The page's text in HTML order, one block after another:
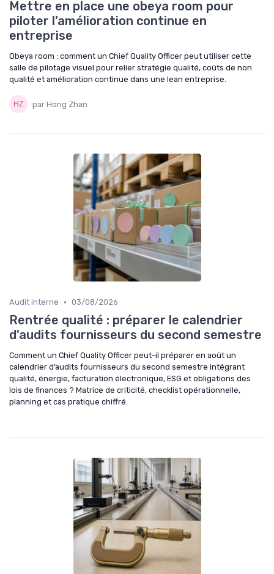
Mettre en place une obeya room pour
piloter l’amélioration continue en
entreprise
Obeya room : comment un Chief Quality Officer peut utiliser cette
salle de pilotage visuel pour relier stratégie qualité, coûts de non
qualité et amélioration continue dans une lean entreprise.
par Hong Zhan
Audit interne • 03/08/2026
Rentrée qualité : préparer le calendrier
d'audits fournisseurs du second semestre
Comment un Chief Quality Officer peut-il préparer en août un
calendrier d’audits fournisseurs du second semestre intégrant
qualité, énergie, facturation électronique, ESG et obligations des
lois de finances ? Matrice de criticité, checklist opérationnelle,
planning et cas pratique chiffré.